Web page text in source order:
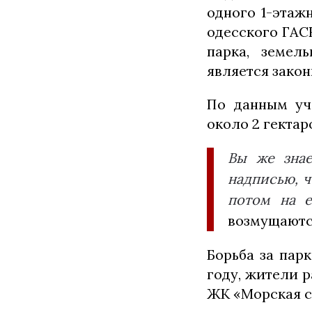
одного 1-
одесского
парка,
является
По данным
около 2
Вы же
надписью,
потом на
Борьба за
году, жители
ЖК «Морская